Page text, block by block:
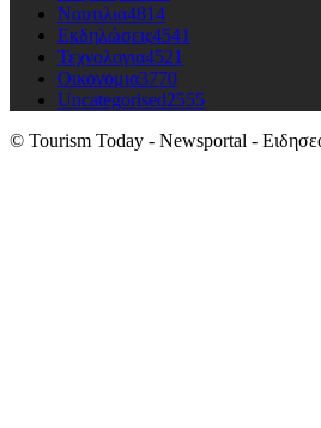
Ναυτιλια4814
Εκδηλώσεις4541
Τεχνολογια4521
Οικονομια3770
Uncategorised2555
© Tourism Today - Newsportal -